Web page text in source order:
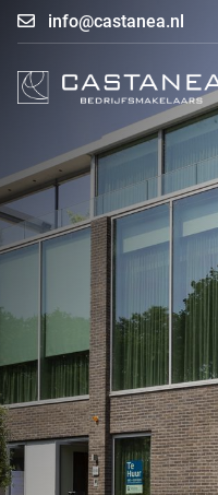
info@castanea.nl